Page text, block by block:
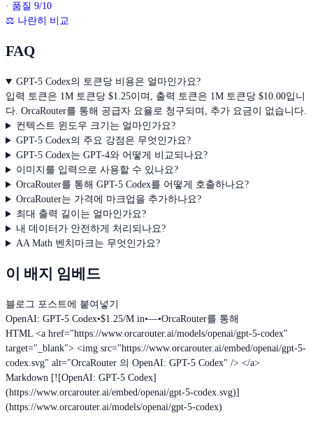
· 품질 9/10
⚖ 나란히 비교
FAQ
GPT-5 Codex의 토큰당 비용은 얼마인가요?
입력 토큰은 1M 토큰당 $1.25이며, 출력 토큰은 1M 토큰당 $10.00입니
다. OrcaRouter를 통해 공급자 요율로 청구되며, 추가 요금이 없습니다.
컨텍스트 윈도우 크기는 얼마인가요?
GPT-5 Codex의 주요 강점은 무엇인가요?
GPT-5 Codex는 GPT-4와 어떻게 비교되나요?
이미지를 입력으로 사용할 수 있나요?
OrcaRouter를 통해 GPT-5 Codex를 어떻게 호출하나요?
OrcaRouter는 가격에 마크업을 추가하나요?
최대 출력 길이는 얼마인가요?
내 데이터가 안전하게 처리되나요?
AA Math 벤치마크는 무엇인가요?
이 배지 임베드
블로그 포스트에 붙여넣기
OpenAI: GPT-5 Codex•$1.25/M in•—•OrcaRouter를 통해
HTML <a href="https://www.orcarouter.ai/models/openai/gpt-5-codex"
target="_blank"> <img src="https://www.orcarouter.ai/embed/openai/gpt-5-
codex.svg" alt="OrcaRouter 의 OpenAI: GPT-5 Codex" /> </a>
Markdown [![OpenAI: GPT-5 Codex]
(https://www.orcarouter.ai/embed/openai/gpt-5-codex.svg)]
(https://www.orcarouter.ai/models/openai/gpt-5-codex)